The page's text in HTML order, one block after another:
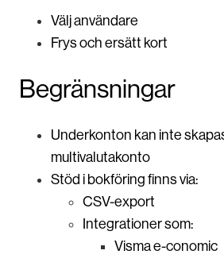
Välj användare
Frys och ersätt kort
Begränsningar
Underkonton kan inte
multivalutakonto
Stöd i bokföring finns via:
CSV-export
Integrationer som:
Visma e-conomic